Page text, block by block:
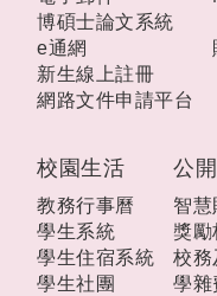
校園生活
教務行事曆
學生系統
學生住宿系統
學生社團
公
智慧
獎勵
校務
學雜
博碩士論文系統
e通網
新生線上註冊
網路文件申請平台